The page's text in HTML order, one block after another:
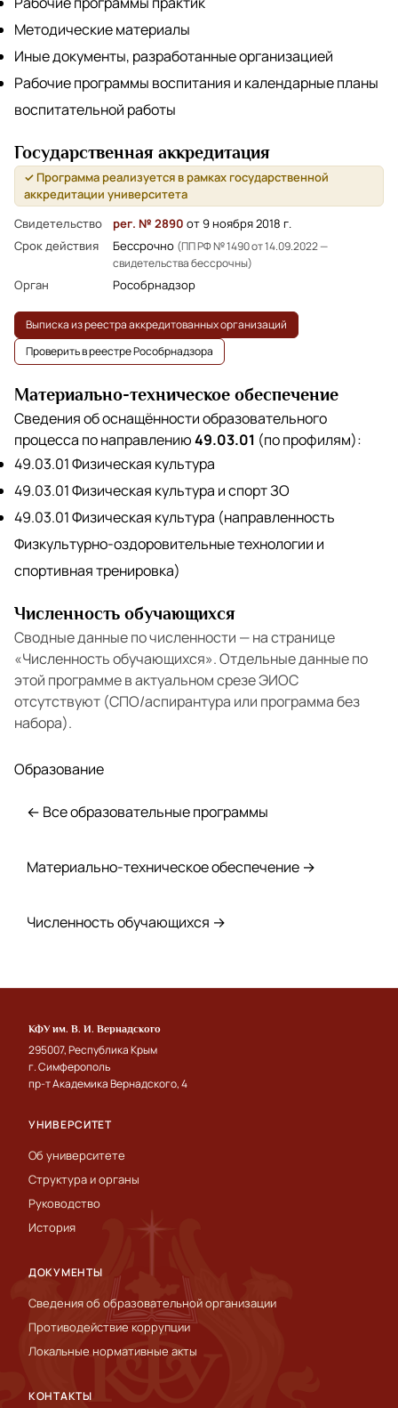
Методические материалы
Иные документы, разработанные организацией
Рабочие программы воспитания и календарные планы
воспитательной работы
Государственная аккредитация
✓ Программа реализуется в рамках государственной
аккредитации университета
Свидетельство
рег. № 2890 от 9 ноября 2018 г.
Срок действия
Бессрочно (ПП РФ № 1490 от 14.09.2022 —
свидетельства бессрочны)
Орган Рособрнадзор
Выписка из реестра аккредитованных организаций
Проверить в реестре Рособрнадзора
Материально-техническое обеспечение
Сведения об оснащённости образовательного
процесса по направлению49.03.01 (по профилям):
49.03.01 Физическая культура
49.03.01 Физическая культура и спорт ЗО
49.03.01 Физическая культура (направленность
Физкультурно-оздоровительные технологии и
спортивная тренировка)
Численность обучающихся
Сводные данные по численности — на странице
«Численность обучающихся». Отдельные данные по
этой программе в актуальном срезе ЭИОС
отсутствуют (СПО/аспирантура или программа без
набора).
Образование
← Все образовательные программы
Материально-техническое обеспечение →
Численность обучающихся →
КФУ им. В. И. Вернадского
295007, Республика Крым
г. Симферополь
пр-т Академика Вернадского, 4
УНИВЕРСИТЕТ
Об университете
Структура и органы
Руководство
История
ДОКУМЕНТЫ
Сведения об образовательной организации
Противодействие коррупции
Локальные нормативные акты
КОНТАКТЫ